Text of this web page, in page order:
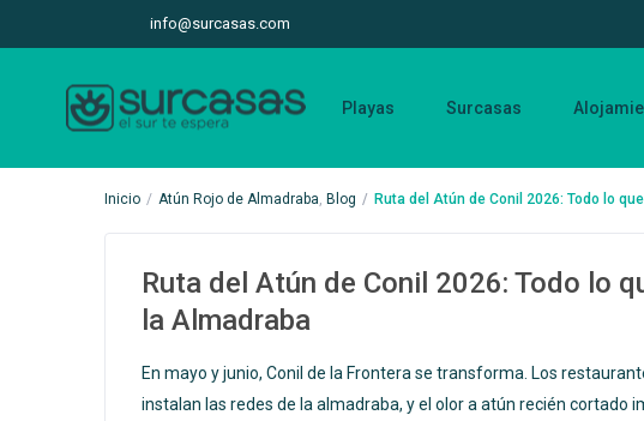
info@surcasas.com
Playas Surcasas
Inicio Atún Rojo de Almadraba, Blog Ruta del Atún de Conil 2026: Todo lo
Ruta del Atún de Conil 2026: Todo lo
la Almadraba
En mayo y junio, Conil de la Frontera se transforma. Los
instalan las redes de la almadraba, y el olor a atún recién cortado